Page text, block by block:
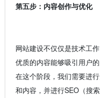
第五步：内容创作与优化
网站建设不仅仅是技术工
优质的内容能够吸引用户
在这个阶段，我们需要进
和内容，并进行SEO（搜